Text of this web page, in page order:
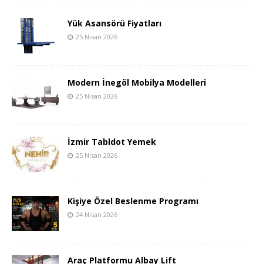
Yük Asansörü Fiyatları
25 Nisan 2026
Modern İnegöl Mobilya Modelleri
25 Nisan 2026
İzmir Tabldot Yemek
25 Nisan 2026
Kişiye Özel Beslenme Programı
24 Nisan 2026
Araç Platformu Albay Lift